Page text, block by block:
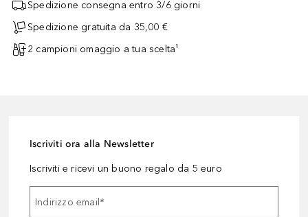
Spedizione consegna entro 3/6 giorni
Spedizione gratuita da 35,00 €
2 campioni omaggio a tua scelta¹
Iscriviti ora alla Newsletter
Iscriviti e ricevi un buono regalo da 5 euro
Indirizzo email*